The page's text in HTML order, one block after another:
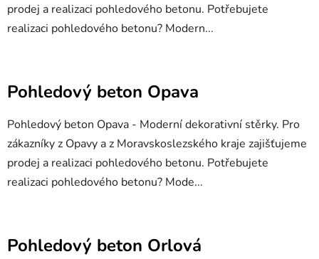
prodej a realizaci pohledového betonu. Potřebujete
realizaci pohledového betonu? Modern...
Pohledový beton Opava
Pohledový beton Opava - Moderní dekorativní stěrky. Pro
zákazníky z Opavy a z Moravskoslezského kraje zajišťujeme
prodej a realizaci pohledového betonu. Potřebujete
realizaci pohledového betonu? Mode...
Pohledový beton Orlová